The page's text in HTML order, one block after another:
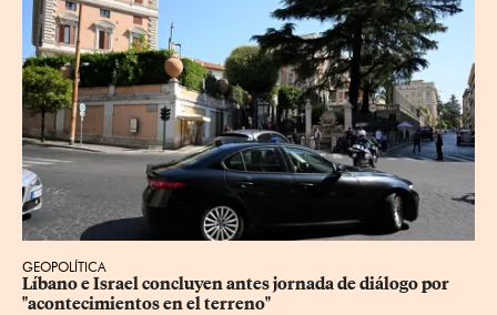
GEOPOLÍTICA
Líbano e Israel concluyen antes jornada de diálogo por
"acontecimientos en el terreno"